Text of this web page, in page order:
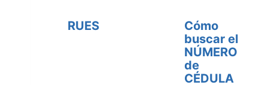
RUES
Cómo
buscar el
NÚMERO
de
CÉDULA